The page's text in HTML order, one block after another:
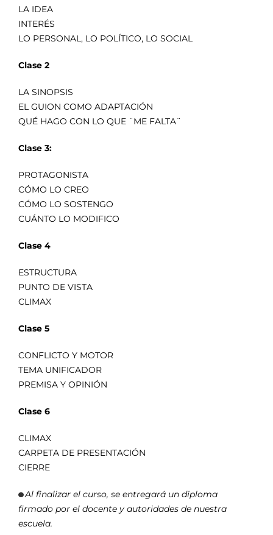
LA IDEA
INTERÉS
LO PERSONAL, LO POLÍTICO, LO SOCIAL
Clase 2
LA SINOPSIS
EL GUION COMO ADAPTACIÓN
QUÉ HAGO CON LO QUE ¨ME FALTA¨
Clase 3:
PROTAGONISTA
CÓMO LO CREO
CÓMO LO SOSTENGO
CUÁNTO LO MODIFICO
Clase 4
ESTRUCTURA
PUNTO DE VISTA
CLIMAX
Clase 5
CONFLICTO Y MOTOR
TEMA UNIFICADOR
PREMISA Y OPINIÓN
Clase 6
CLIMAX
CARPETA DE PRESENTACIÓN
CIERRE
Al finalizar el curso, se entregará un diploma
firmado por el docente y autoridades de nuestra
escuela.